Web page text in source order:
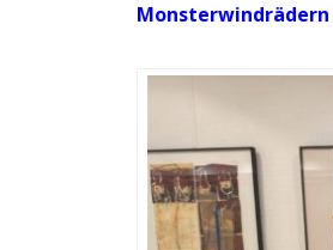
Monsterwindrädern